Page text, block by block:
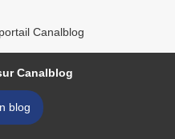
Canalblog
Canalblog
blog